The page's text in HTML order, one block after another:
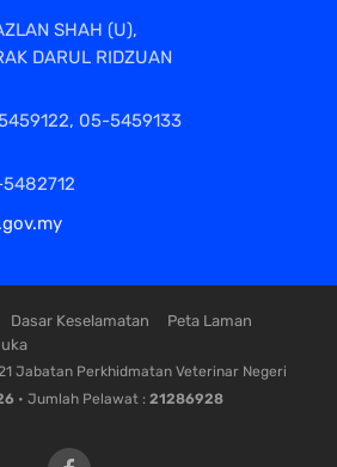
SHAH (U),
DARUL RIDZUAN
05-5459133
Dasar Keselamatan
Peta Laman
Jabatan Perkhidmatan Veterinar Negeri
• Jumlah Pelawat : 21286928